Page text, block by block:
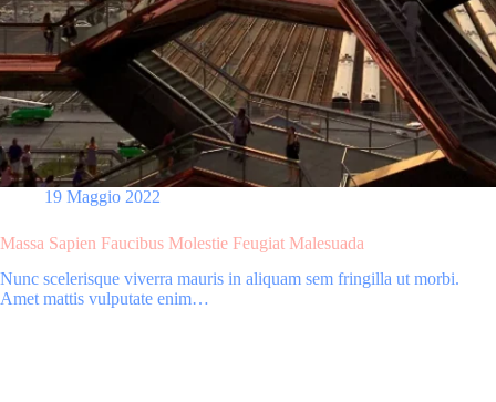
19 Maggio 2022
Massa Sapien Faucibus Molestie Feugiat Malesuada
Nunc scelerisque viverra mauris in aliquam sem fringilla ut morbi.
Amet mattis vulputate enim…